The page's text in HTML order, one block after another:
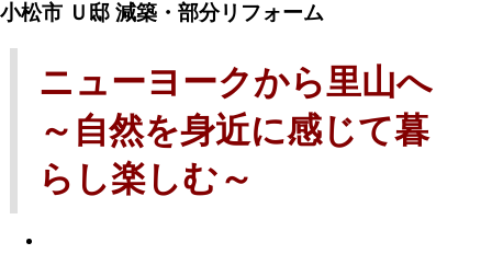
小松市 Ｕ邸 減築・部分リフォーム
ニューヨークから里山へ
～自然を身近に感じて暮
らし楽しむ～